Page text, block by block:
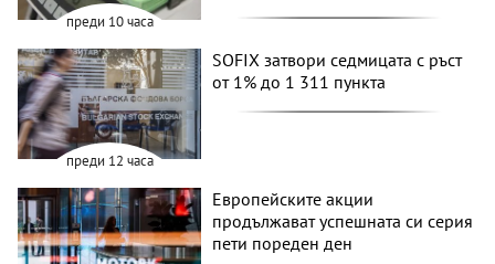
преди 10 часа
преди 12 часа
SOFIX затвори седмицата с ръст
от 1% до 1 311 пункта
Европейските акции
продължават успешната си серия
пети пореден ден